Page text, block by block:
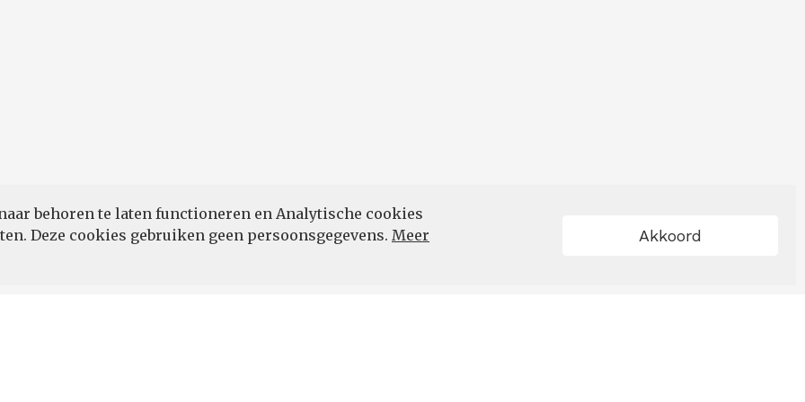
behoren te laten functioneren en Analytische cookies
Deze cookies gebruiken geen persoonsgegevens. Meer Akkoord
POWERED BY